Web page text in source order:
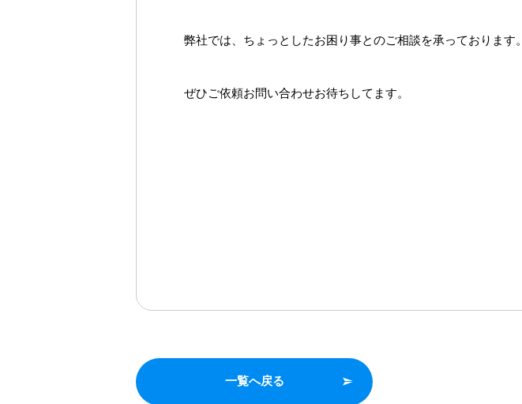
弊社では、ちょっとしたお困り事とのご相談を承っております。
ぜひご依頼お問い合わせお待ちしてます。
一覧へ戻る